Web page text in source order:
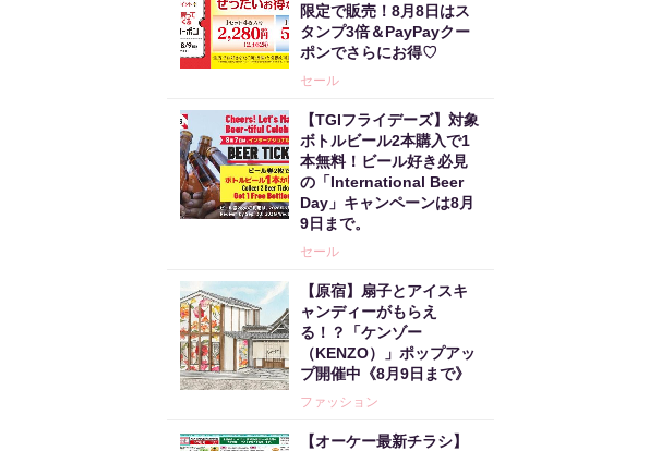
限定で販売！8月8日はス
タンプ3倍＆PayPayクー
ポンでさらにお得♡
セール
【TGIフライデーズ】対象
ボトルビール2本購入で1
本無料！ビール好き必見
の「International Beer
Day」キャンペーンは8月
9日まで。
セール
【原宿】扇子とアイスキ
ャンディーがもらえ
る！？「ケンゾー
（KENZO）」ポップアッ
プ開催中《8月9日まで》
ファッション
【オーケー最新チラシ】